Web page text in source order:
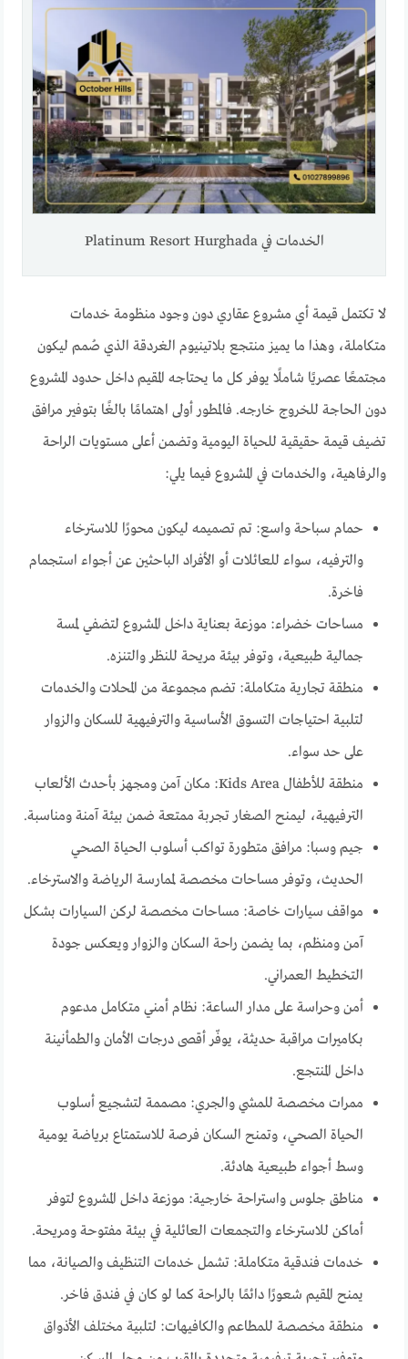
الخدمات في Platinum Resort Hurghada
لا تكتمل قيمة أي مشروع عقاري دون وجود منظومة خدمات
متكاملة، وهذا ما يميز منتجع بلاتينيوم الغردقة الذي صُمم ليكون
مجتمعًا عصريًا شاملًا يوفر كل ما يحتاجه المقيم داخل حدود المشروع
دون الحاجة للخروج خارجه. فالمطور أولى اهتمامًا بالغًا بتوفير مرافق
تضيف قيمة حقيقية للحياة اليومية وتضمن أعلى مستويات الراحة
والرفاهية، والخدمات في المشروع فيما يلي:
حمام سباحة واسع: تم تصميمه ليكون محورًا للاسترخاء
والترفيه، سواء للعائلات أو الأفراد الباحثين عن أجواء استجمام
فاخرة.
مساحات خضراء: موزعة بعناية داخل المشروع لتضفي لمسة
جمالية طبيعية، وتوفر بيئة مريحة للنظر والتنزه.
منطقة تجارية متكاملة: تضم مجموعة من المحلات والخدمات
لتلبية احتياجات التسوق الأساسية والترفیهية للسكان والزوار
على حد سواء.
منطقة للأطفال Kids Area: مكان آمن ومجهز بأحدث الألعاب
الترفيهية، ليمنح الصغار تجربة ممتعة ضمن بيئة آمنة ومناسبة.
جيم وسبا: مرافق متطورة تواكب أسلوب الحياة الصحي
الحديث، وتوفر مساحات مخصصة لممارسة الرياضة والاسترخاء.
مواقف سيارات خاصة: مساحات مخصصة لركن السيارات بشكل
آمن ومنظم، بما يضمن راحة السكان والزوار ويعكس جودة
التخطيط العمراني.
أمن وحراسة على مدار الساعة: نظام أمني متكامل مدعوم
بكاميرات مراقبة حديثة، يوفّر أقصى درجات الأمان والطمأنينة
داخل المنتجع.
ممرات مخصصة للمشي والجري: مصممة لتشجيع أسلوب
الحياة الصحي، وتمنح السكان فرصة للاستمتاع برياضة يومية
وسط أجواء طبيعية هادئة.
مناطق جلوس واستراحة خارجية: موزعة داخل المشروع لتوفر
أماكن للاسترخاء والتجمعات العائلية في بيئة مفتوحة ومريحة.
خدمات فندقية متكاملة: تشمل خدمات التنظيف والصيانة، مما
يمنح المقيم شعورًا دائمًا بالراحة كما لو كان في فندق فاخر.
منطقة مخصصة للمطاعم والكافيهات: لتلبية مختلف الأذواق